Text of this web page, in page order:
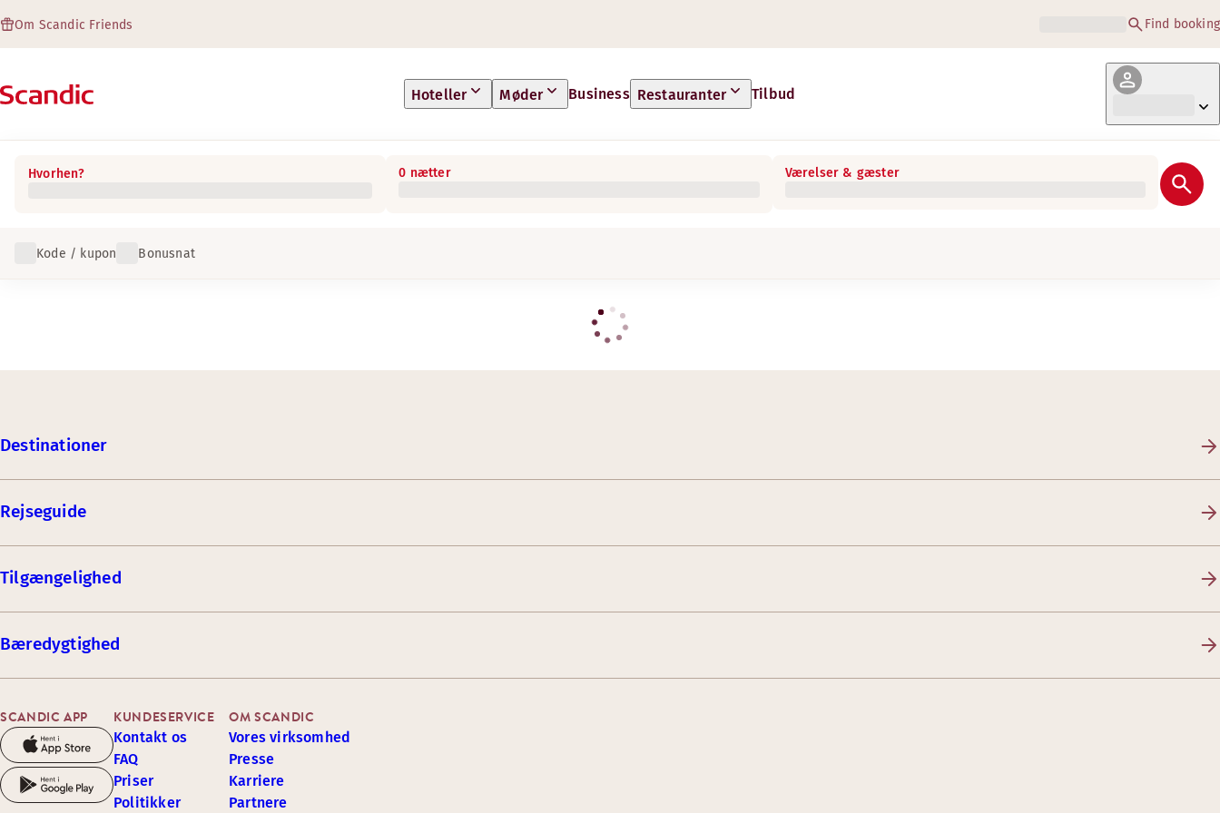
Om Scandic Friends Find booking
Hoteller Møder Business Restauranter Tilbud
Hvorhen? 0 nætter Værelser & gæster
Kode / kupon Bonusnat
Destinationer
Rejseguide
Tilgængelighed
Bæredygtighed
SCANDIC APP KUNDESERVICE
Kontakt os
FAQ
Priser
Politikker
OM SCANDIC
Vores virksomhed
Presse
Karriere
Partnere